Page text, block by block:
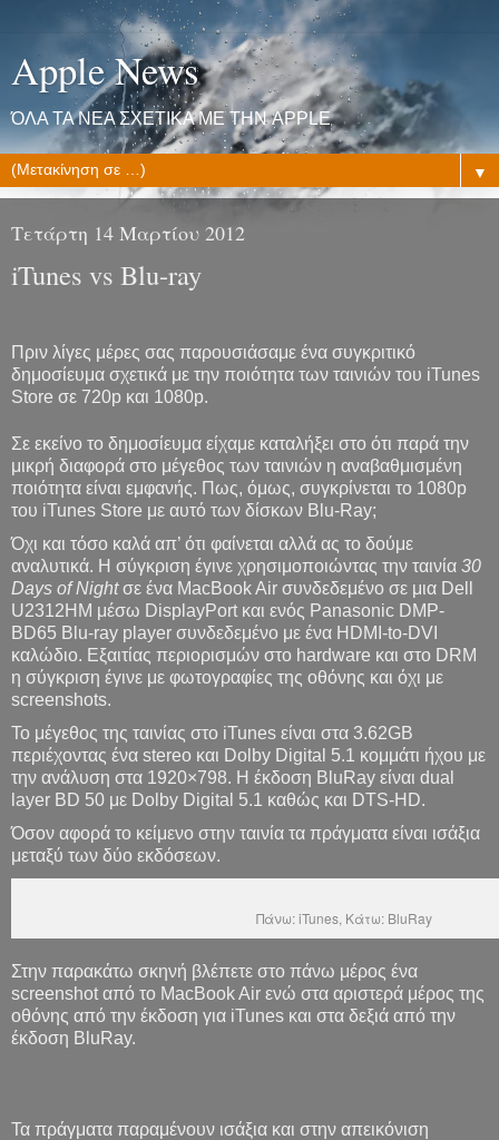
Apple News
ΌΛΑ ΤΑ ΝΕΑ ΣΧΕΤΙΚΑ ΜΕ ΤΗΝ APPLE
▼
Τετάρτη 14 Μαρτίου 2012
iTunes vs Blu-ray
Πριν λίγες μέρες σας παρουσιάσαμε ένα συγκριτικό
δημοσίευμα σχετικά με την ποιότητα των ταινιών του iTunes
Store σε 720p και 1080p.
Σε εκείνο το δημοσίευμα είχαμε καταλήξει στο ότι παρά την
μικρή διαφορά στο μέγεθος των ταινιών η αναβαθμισμένη
ποιότητα είναι εμφανής. Πως, όμως, συγκρίνεται το 1080p
του iTunes Store με αυτό των δίσκων Blu-Ray;
Όχι και τόσο καλά απ’ ότι φαίνεται αλλά ας το δούμε
αναλυτικά. Η σύγκριση έγινε χρησιμοποιώντας την ταινία 30
Days of Nightσε ένα MacBook Air συνδεδεμένο σε μια Dell
U2312HM μέσω DisplayPort και ενός Panasonic DMP-
BD65 Blu-ray player συνδεδεμένο με ένα HDMI-to-DVI
καλώδιο. Εξαιτίας περιορισμών στο hardware και στο DRM
η σύγκριση έγινε με φωτογραφίες της οθόνης και όχι με
screenshots.
Το μέγεθος της ταινίας στο iTunes είναι στα 3.62GB
περιέχοντας ένα stereo και Dolby Digital 5.1 κομμάτι ήχου με
την ανάλυση στα 1920×798. Η έκδοση BluRay είναι dual
layer BD 50 με Dolby Digital 5.1 καθώς και DTS-HD.
Όσον αφορά το κείμενο στην ταινία τα πράγματα είναι ισάξια
μεταξύ των δύο εκδόσεων.
Πάνω: iTunes, Κάτω: BluRay
Στην παρακάτω σκηνή βλέπετε στο πάνω μέρος ένα
screenshot από το MacBook Air ενώ στα αριστερά μέρος της
οθόνης από την έκδοση για iTunes και στα δεξιά από την
έκδοση BluRay.
Τα πράγματα παραμένουν ισάξια και στην απεικόνιση